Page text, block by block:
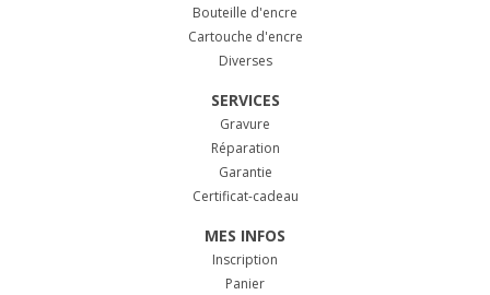
Bouteille d'encre
Cartouche d'encre
Diverses
SERVICES
Gravure
Réparation
Garantie
Certificat-cadeau
MES INFOS
Inscription
Panier